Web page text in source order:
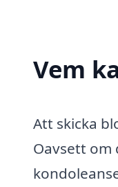
Vem
Att skicka
Oavsett om